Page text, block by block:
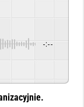
-:--